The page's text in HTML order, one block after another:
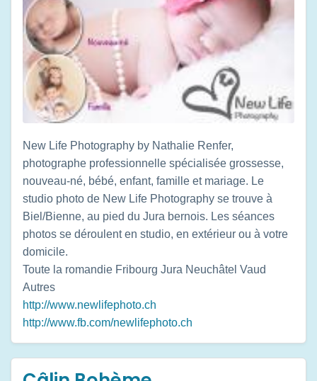
New Life Photography by Nathalie Renfer,
photographe professionnelle spécialisée grossesse,
nouveau-né, bébé, enfant, famille et mariage. Le
studio photo de New Life Photography se trouve à
Biel/Bienne, au pied du Jura bernois. Les séances
photos se déroulent en studio, en extérieur ou à votre
domicile.
Toute la romandie Fribourg Jura Neuchâtel Vaud
Autres
http://www.newlifephoto.ch
http://www.fb.com/newlifephoto.ch